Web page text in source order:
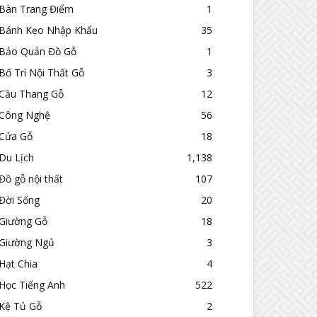
Trang Điểm
1
Kẹo Nhập Khẩu
35
Quản Đồ Gỗ
1
Trí Nội Thất Gỗ
3
Thang Gỗ
12
Nghệ
56
Gỗ
18
Lịch
1,138
gỗ nội thất
107
Sống
20
Gỗ
18
Ngủ
3
Chia
4
Tiếng Anh
522
Tủ Gỗ
2